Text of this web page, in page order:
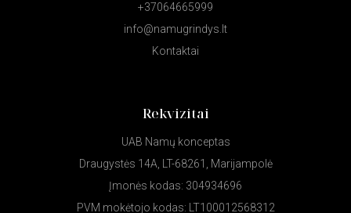
+37064665999
info@namugrindys.lt
Kontaktai
Rekvizitai
UAB Namų konceptas
Draugystės 14A, LT-68261, Marijampolė
Įmonės kodas: 304934696
PVM mokėtojo kodas: LT100012568312